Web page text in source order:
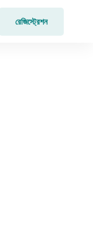
রেজিস্ট্রেশন